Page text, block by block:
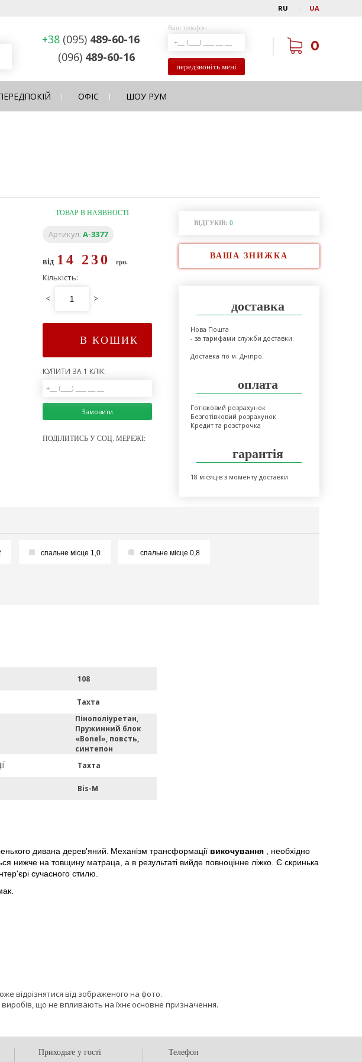
RU UA
+38 (095) 489-60-16
(096) 489-60-16
Ваш телефон
передзвоніть мені
0
ОФІС ШОУ РУМ
ТОВАР В НАЯВНОСТІ
Артикул: A-3377
від 14 230 грн.
Кількість:
< >
В КОШИК
КУПИТИ ЗА 1 КЛІК:
Замовити
ПОДІЛИТИСЬ У СОЦ. МЕРЕЖІ:
ВІДГУКІВ: 0
ВАША ЗНИЖКА
доставка
Нова Пошта
- за тарифами служби доставки.
Доставка по м. Дніпро.
оплата
Готівковий розрахунок
Безготівковий розрахунок
Кредит та розстрочка
гарантія
18 місяців з моменту доставки
спальне місце 1,0 спальне місце 0,8
108
Тахта
Пінополіуретан,
Пружинний блок
«Bonel», повсть,
синтепон
Тахта
Bis-M
дивана дерев'яний. Механізм трансформації викочування, необхідно
нижче на товщину матраца, а в результаті вийде повноцінне ліжко. Є скринька
сучасного стилю.
відрізнятися від зображеного на фото.
що не впливають на їхнє основне призначення.
Приходьте у гості
Телефон